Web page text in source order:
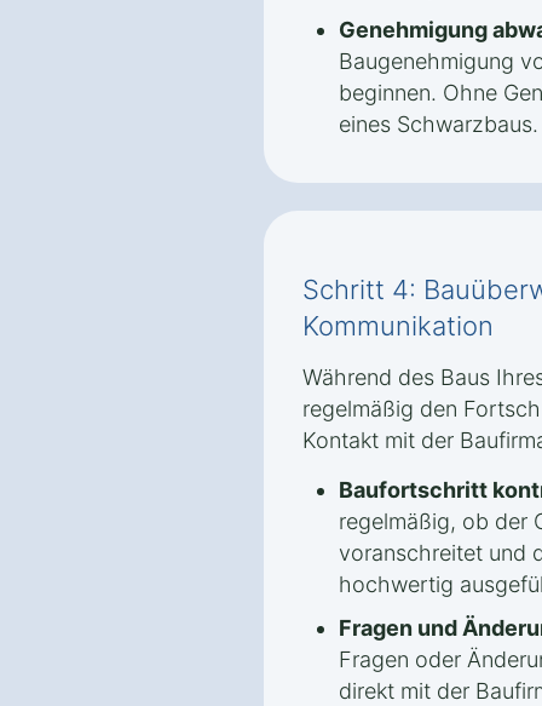
Genehmigung
Baugenehmigung
beginnen. Ohne
eines Schwarzbaus.
Schritt 4:
Kommunikation
Während des Baus
regelmäßig den
Kontakt mit der
Baufortschritt
regelmäßig, ob der
voranschreitet und
hochwertig
Fragen und
Fragen oder
direkt mit der